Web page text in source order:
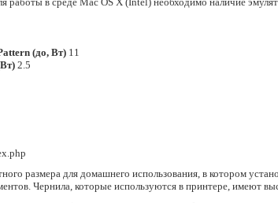
(до, Вт) 11
2.5
размера для домашнего использования, в котором
Чернила, которые используются в принтере, имеют